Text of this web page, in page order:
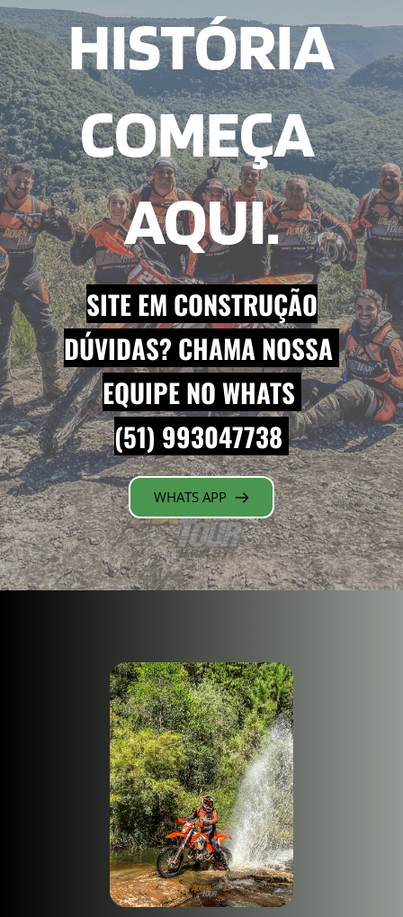
HISTÓRIA
COMEÇA
AQUI.
SITE EM CONSTRUÇÃO
DÚVIDAS? CHAMA NOSSA
EQUIPE NO WHATS
(51) 993047738
WHATS APP